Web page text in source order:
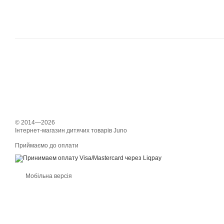
© 2014—2026
Інтернет-магазин дитячих товарів Juno
Приймаємо до оплати
Мобільна версія